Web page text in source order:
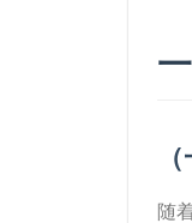
随